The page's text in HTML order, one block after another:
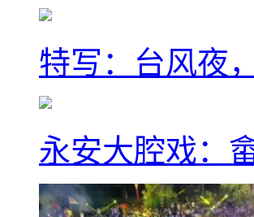
特写：台风夜
永安大腔戏：